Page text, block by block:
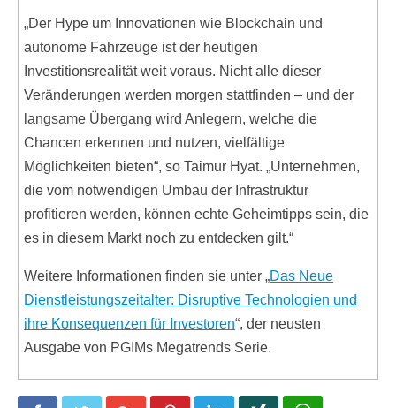
„Der Hype um Innovationen wie Blockchain und
autonome Fahrzeuge ist der heutigen
Investitionsrealität weit voraus. Nicht alle dieser
Veränderungen werden morgen stattfinden – und der
langsame Übergang wird Anlegern, welche die
Chancen erkennen und nutzen, vielfältige
Möglichkeiten bieten“, so Taimur Hyat. „Unternehmen,
die vom notwendigen Umbau der Infrastruktur
profitieren werden, können echte Geheimtipps sein, die
es in diesem Markt noch zu entdecken gilt.“
Weitere Informationen finden sie unter „Das Neue
Dienstleistungszeitalter: Disruptive Technologien und
ihre Konsequenzen für Investoren“, der neusten
Ausgabe von PGIMs Megatrends Serie.